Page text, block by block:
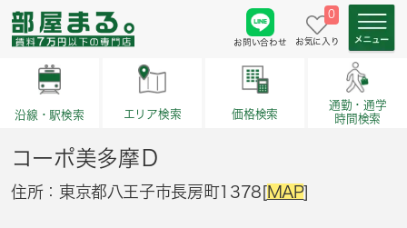
お問い合わせ
0
お気に入り
沿線・駅検索 エリア検索 価格検索
通勤・通学
時間検索
コーポ美多摩Ｄ
住所：東京都八王子市長房町1378[MAP]